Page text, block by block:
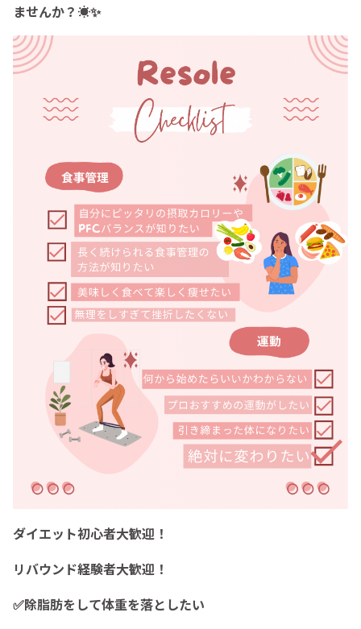
ませんか？☀️✨
ダイエット初心者大歓迎！
リバウンド経験者大歓迎！
✅除脂肪をして体重を落としたい